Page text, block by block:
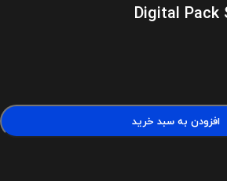
افزودن به سبد خرید